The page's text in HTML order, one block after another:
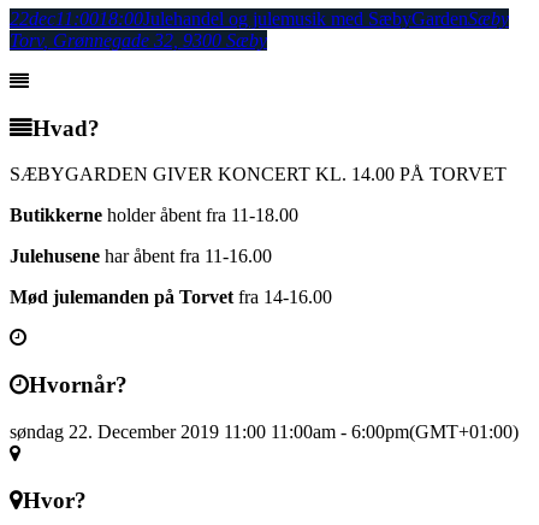
22dec11:0018:00Julehandel og julemusik med SæbyGardenSæby
Torv, Grønnegade 32, 9300 Sæby
Hvad?
SÆBYGARDEN GIVER KONCERT KL. 14.00 PÅ TORVET
Butikkerne holder åbent fra 11-18.00
Julehusene har åbent fra 11-16.00
Mød julemanden på Torvetfra 14-16.00
Hvornår?
søndag 22. December 2019 11:00 11:00am - 6:00pm(GMT+01:00)
Hvor?